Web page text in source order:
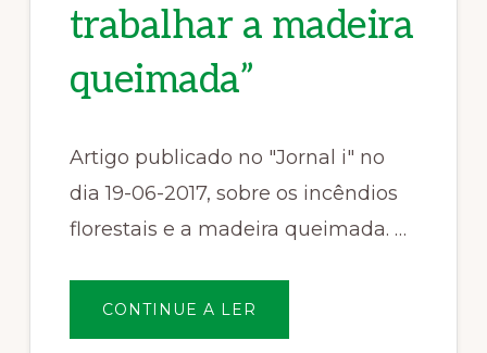
trabalhar a madeira
queimada”
Artigo publicado no "Jornal i" no
dia 19-06-2017, sobre os incêndios
florestais e a madeira queimada. …
CONTINUE A LER
CARO